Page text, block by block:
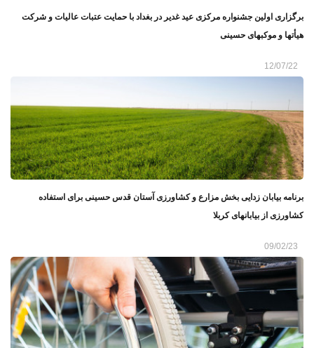
برگزاری اولین جشنواره مرکزی عید غدیر در بغداد با حمایت عتبات عالیات و شرکت
هیأتها و موکبهای حسینی
12/07/22
برنامه بیابان زدایی بخش مزارع و کشاورزی آستان قدس حسینی برای استفاده
کشاورزی از بیابانهای کربلا
09/02/23